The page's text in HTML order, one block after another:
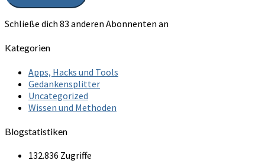
Schließe dich 83 anderen Abonnenten an
Kategorien
Apps, Hacks und Tools
Gedankensplitter
Uncategorized
Wissen und Methoden
Blogstatistiken
132.836 Zugriffe